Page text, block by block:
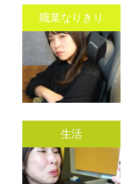
職業なりきり
生活